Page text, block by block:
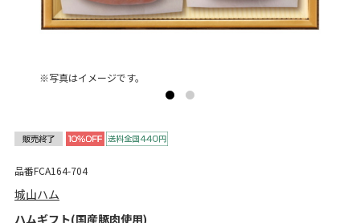
※写真はイメージです。
品番FCA164-704
城山ハム
ハムギフト(国産豚肉使用)